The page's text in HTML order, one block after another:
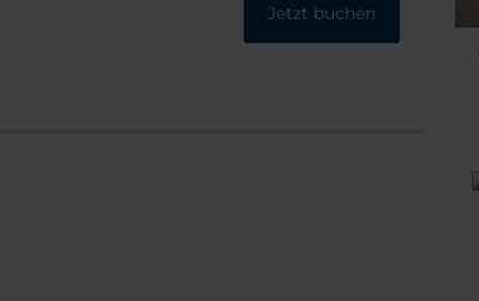
Ausgangspunkt für Geschäfts- und
Jetzt buchen